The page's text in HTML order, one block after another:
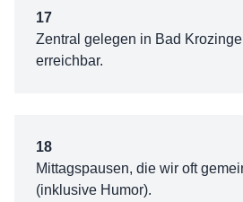
17
Zentral gelegen in Bad
erreichbar.
18
Mittagspausen, die wir oft
(inklusive Humor).